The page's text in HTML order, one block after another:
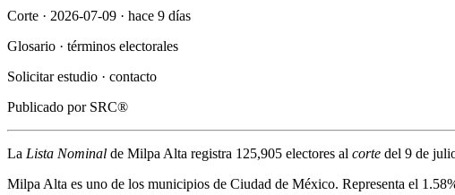
Corte · 2026-07-09 · hace 9 días
Glosario · términos electorales
Solicitar estudio · contacto
Publicado por SRC®
La Lista Nominal de Milpa Alta registra 125,905 electores al corte del 9 de
Milpa Alta es uno de los municipios de Ciudad de México. Representa el